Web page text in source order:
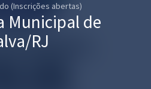
(Inscrições abertas)
Municipal de
RJ